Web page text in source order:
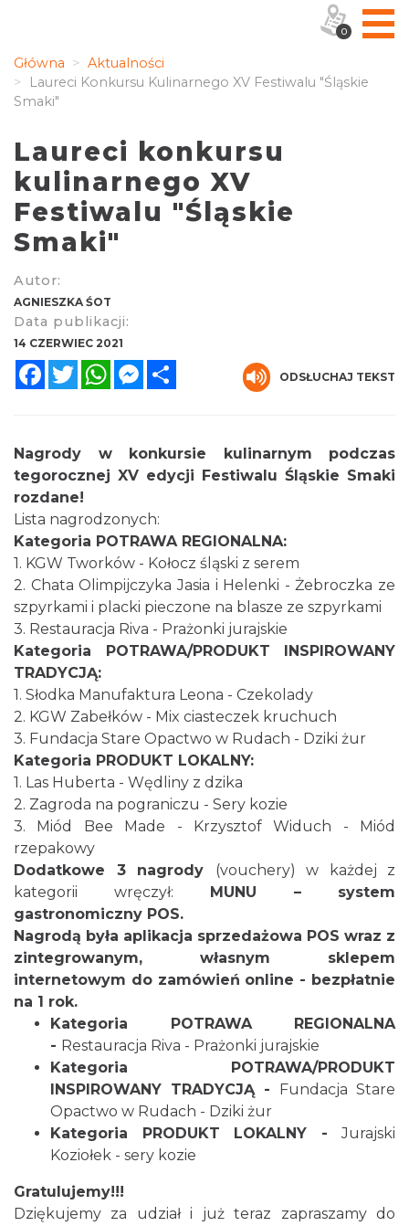
Główna
Aktualności
Laureci Konkursu Kulinarnego XV Festiwalu "Śląskie
Smaki"
Laureci konkursu
kulinarnego XV
Festiwalu "Śląskie
Smaki"
Autor:
AGNIESZKA ŚOT
Data publikacji:
14 CZERWIEC 2021
FacebookTwitterWhatsAppMessenger
ODSŁUCHAJ TEKST
Nagrody w konkursie kulinarnym podczas
tegorocznej XV edycji Festiwalu Śląskie Smaki
rozdane!
Lista nagrodzonych:
Kategoria POTRAWA REGIONALNA:
1. KGW Tworków - Kołocz śląski z serem
2. Chata Olimpijczyka Jasia i Helenki - Żebroczka ze
szpyrkami i placki pieczone na blasze ze szpyrkami
3. Restauracja Riva - Prażonki jurajskie
Kategoria POTRAWA/PRODUKT INSPIROWANY
TRADYCJĄ:
1. Słodka Manufaktura Leona - Czekolady
2. KGW Zabełków - Mix ciasteczek kruchuch
3. Fundacja Stare Opactwo w Rudach - Dziki żur
Kategoria PRODUKT LOKALNY:
1. Las Huberta - Wędliny z dzika
2. Zagroda na pograniczu - Sery kozie
3. Miód Bee Made - Krzysztof Widuch - Miód
rzepakowy
Dodatkowe 3 nagrody (vouchery) w każdej z
kategorii wręczył: MUNU – system
gastronomiczny POS.
Nagrodą była aplikacja sprzedażowa POS wraz z
zintegrowanym, własnym sklepem
internetowym do zamówień online - bezpłatnie
na 1 rok.
Kategoria POTRAWA REGIONALNA
- Restauracja Riva - Prażonki jurajskie
Kategoria POTRAWA/PRODUKT
INSPIROWANY TRADYCJĄ - Fundacja Stare
Opactwo w Rudach - Dziki żur
Kategoria PRODUKT LOKALNY -Jurajski
Koziołek - sery kozie
Gratulujemy!!!
Dziękujemy za udział i już teraz zapraszamy do
0